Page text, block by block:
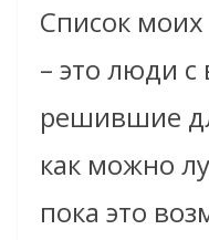
Список
– это люди
решившие
как можно
пока это